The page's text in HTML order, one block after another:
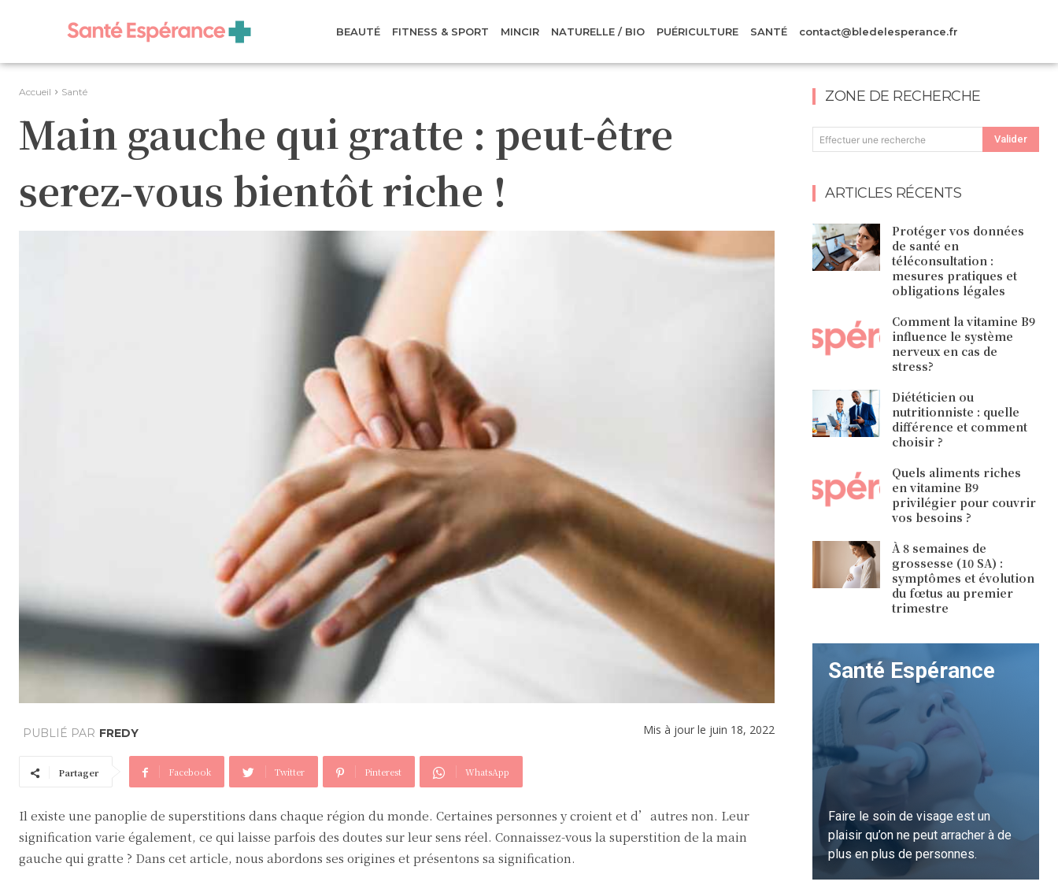
BEAUTÉ FITNESS & SPORT MINCIR NATURELLE / BIO PUÉRICULTURE SANTÉ contact@bledelesperance.fr
Accueil Santé
Main gauche qui gratte : peut-être
serez-vous bientôt riche !
Mis à jour le juin 18, 2022
PUBLIÉ PAR FREDY
Partager Facebook Twitter Pinterest WhatsApp
Il existe une panoplie de superstitions dans chaque région du monde. Certaines personnes y croient et d’autres non. Leur
signification varie également, ce qui laisse parfois des doutes sur leur sens réel. Connaissez-vous la superstition de la main
gauche qui gratte ? Dans cet article, nous abordons ses origines et présentons sa signification.
ZONE DE RECHERCHE
Effectuer une recherche Valider
ARTICLES RÉCENTS
Protéger vos données
de santé en
téléconsultation :
mesures pratiques et
obligations légales
Comment la vitamine B9
influence le système
nerveux en cas de
stress?
Diététicien ou
nutritionniste : quelle
différence et comment
choisir ?
Quels aliments riches
en vitamine B9
privilégier pour couvrir
vos besoins ?
À 8 semaines de
grossesse (10 SA) :
symptômes et évolution
du fœtus au premier
trimestre
Santé Espérance
Faire le soin de visage est un
plaisir qu’on ne peut arracher à de
plus en plus de personnes.